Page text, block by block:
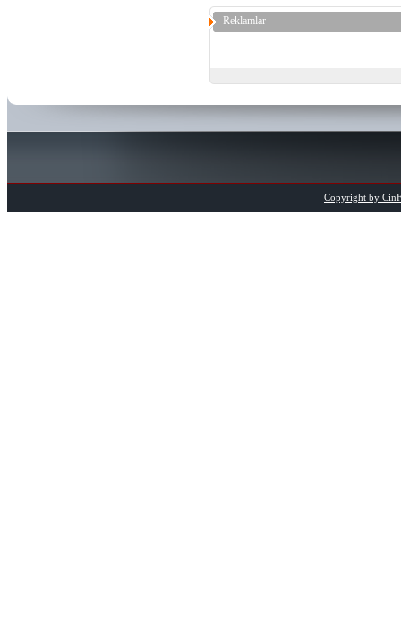
Reklamlar
Copyright by